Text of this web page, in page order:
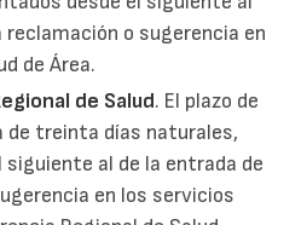
reclamación o sugerencia en
de Área.
de Salud. El plazo de
treinta días naturales,
al de la entrada de
en los servicios